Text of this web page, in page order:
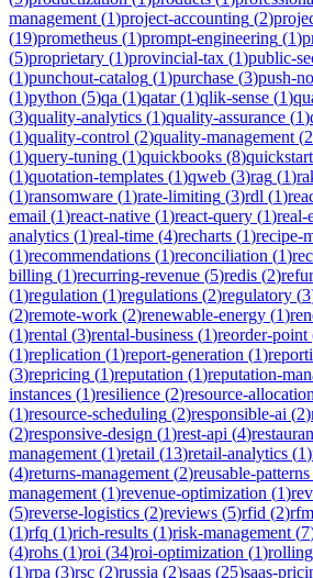
management (1)project-accounting (2)
(19)prometheus (1)prompt-engineering (1)
(5)proprietary (1)provincial-tax (1)public-
(1)punchout-catalog (1)purchase (3)push-
(1)python (5)qa (1)qatar(1)qlik-sense (1)
(3)quality-analytics (1)quality-assurance (1)
(1)quality-control (2)quality-management (2
(1)query-tuning (1)quickbooks (8)quickstart
(1)quotation-templates (1)qweb (3)rag (1)
(1)ransomware (1)rate-limiting (3)rdl (1)
email (1)react-native (1)react-query (1)real-
analytics (1)real-time (4)recharts (1)recipe-
(1)recommendations (1)reconciliation (1)
billing (1)recurring-revenue (5)redis (2)
(1)regulation (1)regulations (2)regulatory (3
(2)remote-work (2)renewable-energy (1)
(1)rental (3)rental-business (1)reorder-point
(1)replication (1)report-generation (1)
(3)repricing (1)reputation (1)reputation-
instances (1)resilience (2)resource-allocation
(1)resource-scheduling (2)responsible-ai (2)
(2)responsive-design (1)rest-api (4)
management (1)retail (13)retail-analytics (1)
(4)returns-management (2)reusable-patterns
management (1)revenue-optimization (1)
(5)reverse-logistics (2)reviews (5)rfid (2)rfm
(1)rfq (1)rich-results (1)risk-management (7
(4)rohs (1)roi (34)roi-optimization (1)
(1)rpa (3)rsc (2)russia (2)saas (25)saas-